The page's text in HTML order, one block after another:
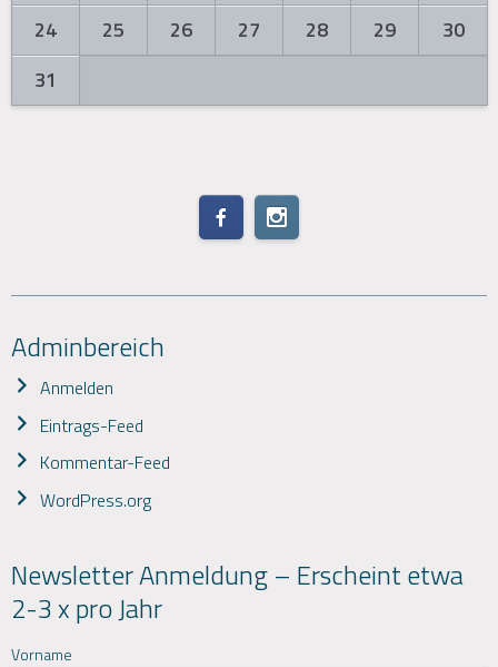
24
25 26 27 28 29
30
31
Adminbereich
Anmelden
Eintrags-Feed
Kommentar-Feed
WordPress.org
Newsletter Anmeldung – Erscheint etwa
2-3 x pro Jahr
Vorname